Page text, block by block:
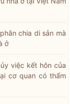
chia di sản mà
ở
việc kết hôn của
cơ quan có thẩm